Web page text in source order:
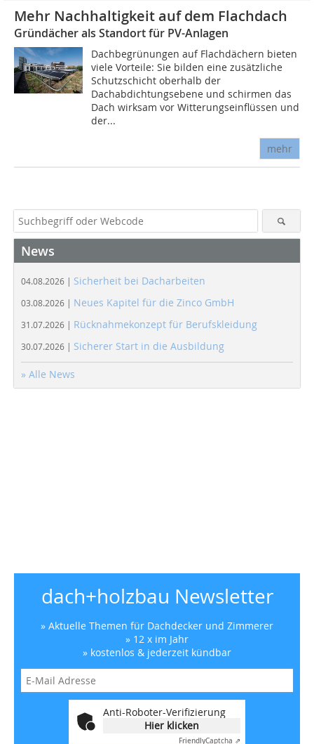
Mehr Nachhaltigkeit auf dem Flachdach
Gründächer als Standort für PV-Anlagen
Dachbegrünungen auf Flachdächern bieten
viele Vorteile: Sie bilden eine zusätzliche
Schutzschicht oberhalb der
Dachabdichtungsebene und schirmen das
Dach wirksam vor Witterungseinflüssen und
der...
mehr
News
04.08.2026 | Sicherheit bei Dacharbeiten
03.08.2026 | Neues Kapitel für die Zinco GmbH
31.07.2026 | Rücknahmekonzept für Berufskleidung
30.07.2026 | Sicherer Start in die Ausbildung
» Alle News
dach+holzbau Newsletter
» Aktuelle Themen für Dachdecker und Zimmerer
» 12 x im Jahr
» kostenlos & jederzeit kündbar
Anti-Roboter-Verifizierung
Hier klicken
FriendlyCaptcha ⇗